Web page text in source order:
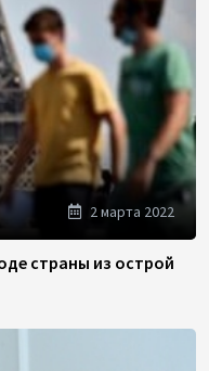
2 марта 2022
страны из острой